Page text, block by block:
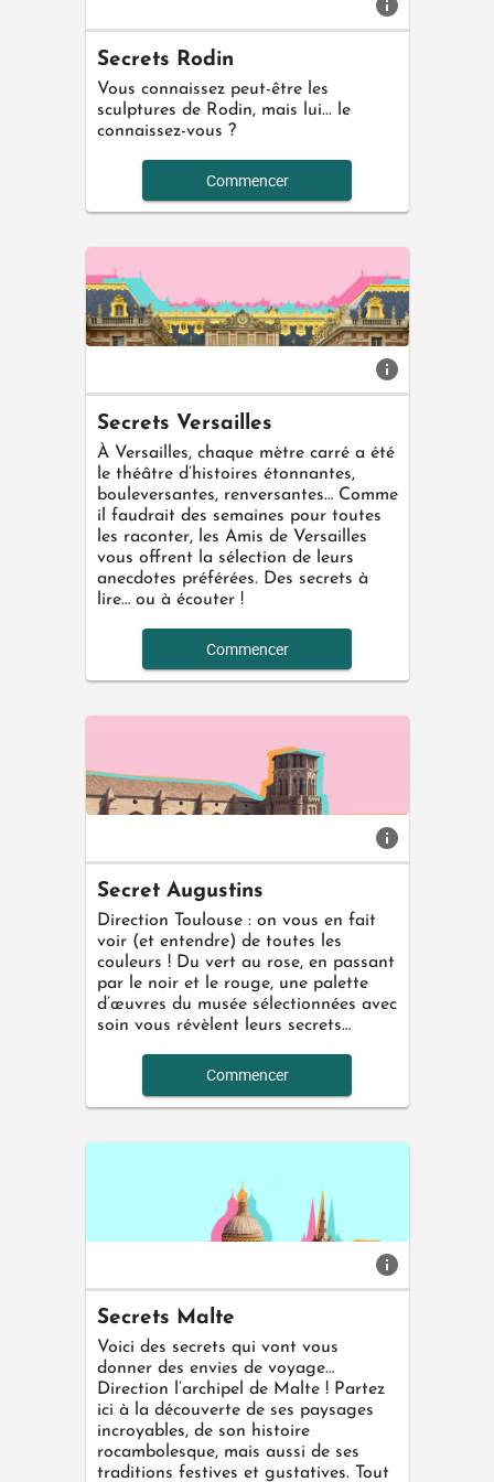
info
Secrets Rodin
Vous connaissez peut-être les
sculptures de Rodin, mais lui... le
connaissez-vous ?
Commencer
info
Secrets Versailles
À Versailles, chaque mètre carré a été
le théâtre d’histoires étonnantes,
bouleversantes, renversantes… Comme
il faudrait des semaines pour toutes
les raconter, les Amis de Versailles
vous offrent la sélection de leurs
anecdotes préférées. Des secrets à
lire… ou à écouter !
Commencer
info
Secret Augustins
Direction Toulouse : on vous en fait
voir (et entendre) de toutes les
couleurs ! Du vert au rose, en passant
par le noir et le rouge, une palette
d’œuvres du musée sélectionnées avec
soin vous révèlent leurs secrets…
Commencer
info
Secrets Malte
Voici des secrets qui vont vous
donner des envies de voyage…
Direction l’archipel de Malte ! Partez
ici à la découverte de ses paysages
incroyables, de son histoire
rocambolesque, mais aussi de ses
traditions festives et gustatives. Tout